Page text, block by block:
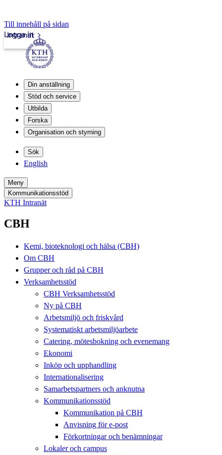
Till innehåll på sidan
Intranät
Logga in
Din anställning
Stöd och service
Utbilda
Forska
Organisation och styrning
Sök
English
Meny
Kommunikationsstöd
KTH Intranät
CBH
Kemi, bioteknologi och hälsa (CBH)
Om CBH
Grupper och råd på CBH
Verksamhetsstöd
CBH Verksamhetsstöd
Ny på CBH
Arbetsmiljö och friskvård
Systematiskt arbetsmiljöarbete
Catering, mötesbokning och evenemang
Ekonomi
Inköp och upphandling
Internationalisering
Samarbetspartners och anknutna
Kommunikationsstöd
Kommunikation på CBH
Anvisning för e-post
Förkortningar och benämningar
Lokaler och campus